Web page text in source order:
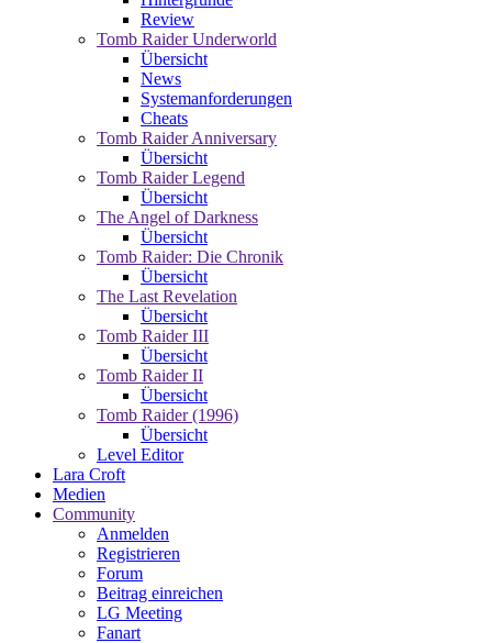
Review
Tomb Raider Underworld
Übersicht
News
Systemanforderungen
Cheats
Tomb Raider Anniversary
Übersicht
Tomb Raider Legend
Übersicht
The Angel of Darkness
Übersicht
Tomb Raider: Die Chronik
Übersicht
The Last Revelation
Übersicht
Tomb Raider III
Übersicht
Tomb Raider II
Übersicht
Tomb Raider (1996)
Übersicht
Level Editor
Lara Croft
Medien
Community
Anmelden
Registrieren
Forum
Beitrag einreichen
LG Meeting
Fanart